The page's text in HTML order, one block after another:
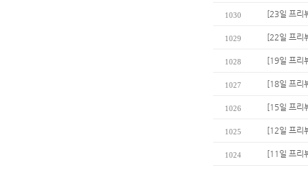
1030 [23일 프리
1029 [22일 프리
1028 [19일 프리
1027 [18일 프리
1026 [15일 프리
1025 [12일 프리
1024 [11일 프리